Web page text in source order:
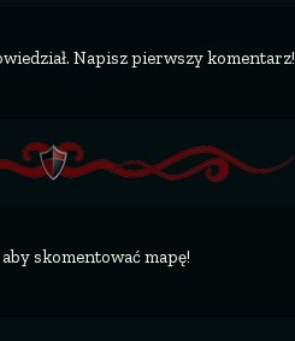
Napisz pierwszy komentarz!
aby skomentować mapę!